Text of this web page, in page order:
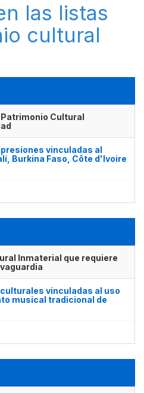
las listas
cultural
Cultural
vinculadas al
Burkina Faso, Côte d'Ivoire
Inmaterial que requiere
vinculadas al uso
musical tradicional de